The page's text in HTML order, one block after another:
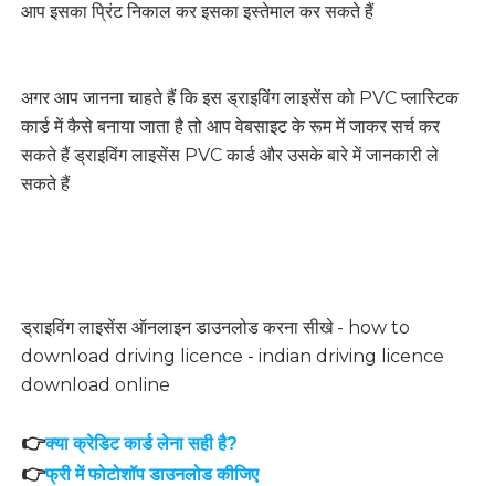
आप इसका प्रिंट निकाल कर इसका इस्तेमाल कर सकते हैं
अगर आप जानना चाहते हैं कि इस ड्राइविंग लाइसेंस को PVC प्लास्टिक
कार्ड में कैसे बनाया जाता है तो आप वेबसाइट के रूम में जाकर सर्च कर
सकते हैं ड्राइविंग लाइसेंस PVC कार्ड और उसके बारे में जानकारी ले
सकते हैं
ड्राइविंग लाइसेंस ऑनलाइन डाउनलोड करना सीखे - how to
download driving licence - indian driving licence
download online
👉क्या क्रेडिट कार्ड लेना सही है?
👉फ्री में फोटोशॉप डाउनलोड कीजिए